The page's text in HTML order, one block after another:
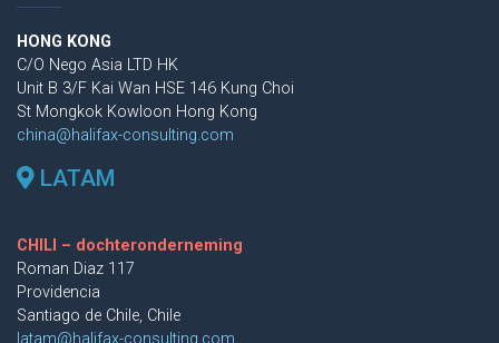
HONG KONG
C/O Nego Asia LTD HK
Unit B 3/F Kai Wan HSE 146 Kung Choi
St Mongkok Kowloon Hong Kong
china@halifax-consulting.com
LATAM
CHILI – dochteronderneming
Roman Diaz 117
Providencia
Santiago de Chile, Chile